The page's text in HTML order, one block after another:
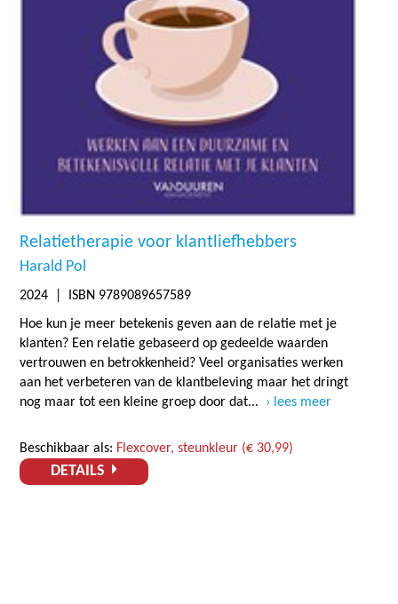
Relatietherapie voor klantliefhebbers
Harald Pol
2024 | ISBN 9789089657589
Hoe kun je meer betekenis geven aan de relatie met je
klanten? Een relatie gebaseerd op gedeelde waarden
vertrouwen en betrokkenheid? Veel organisaties werken
aan het verbeteren van de klantbeleving maar het dringt
nog maar tot een kleine groep door dat...
lees meer
Beschikbaar als: Flexcover, steunkleur (€ 30,99)
DETAILS